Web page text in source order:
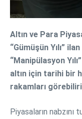
Altın ve Para
“Gümüşün Yılı”
“Manipülasyon
altın için tarihi bir
rakamları
Piyasaların nabzını